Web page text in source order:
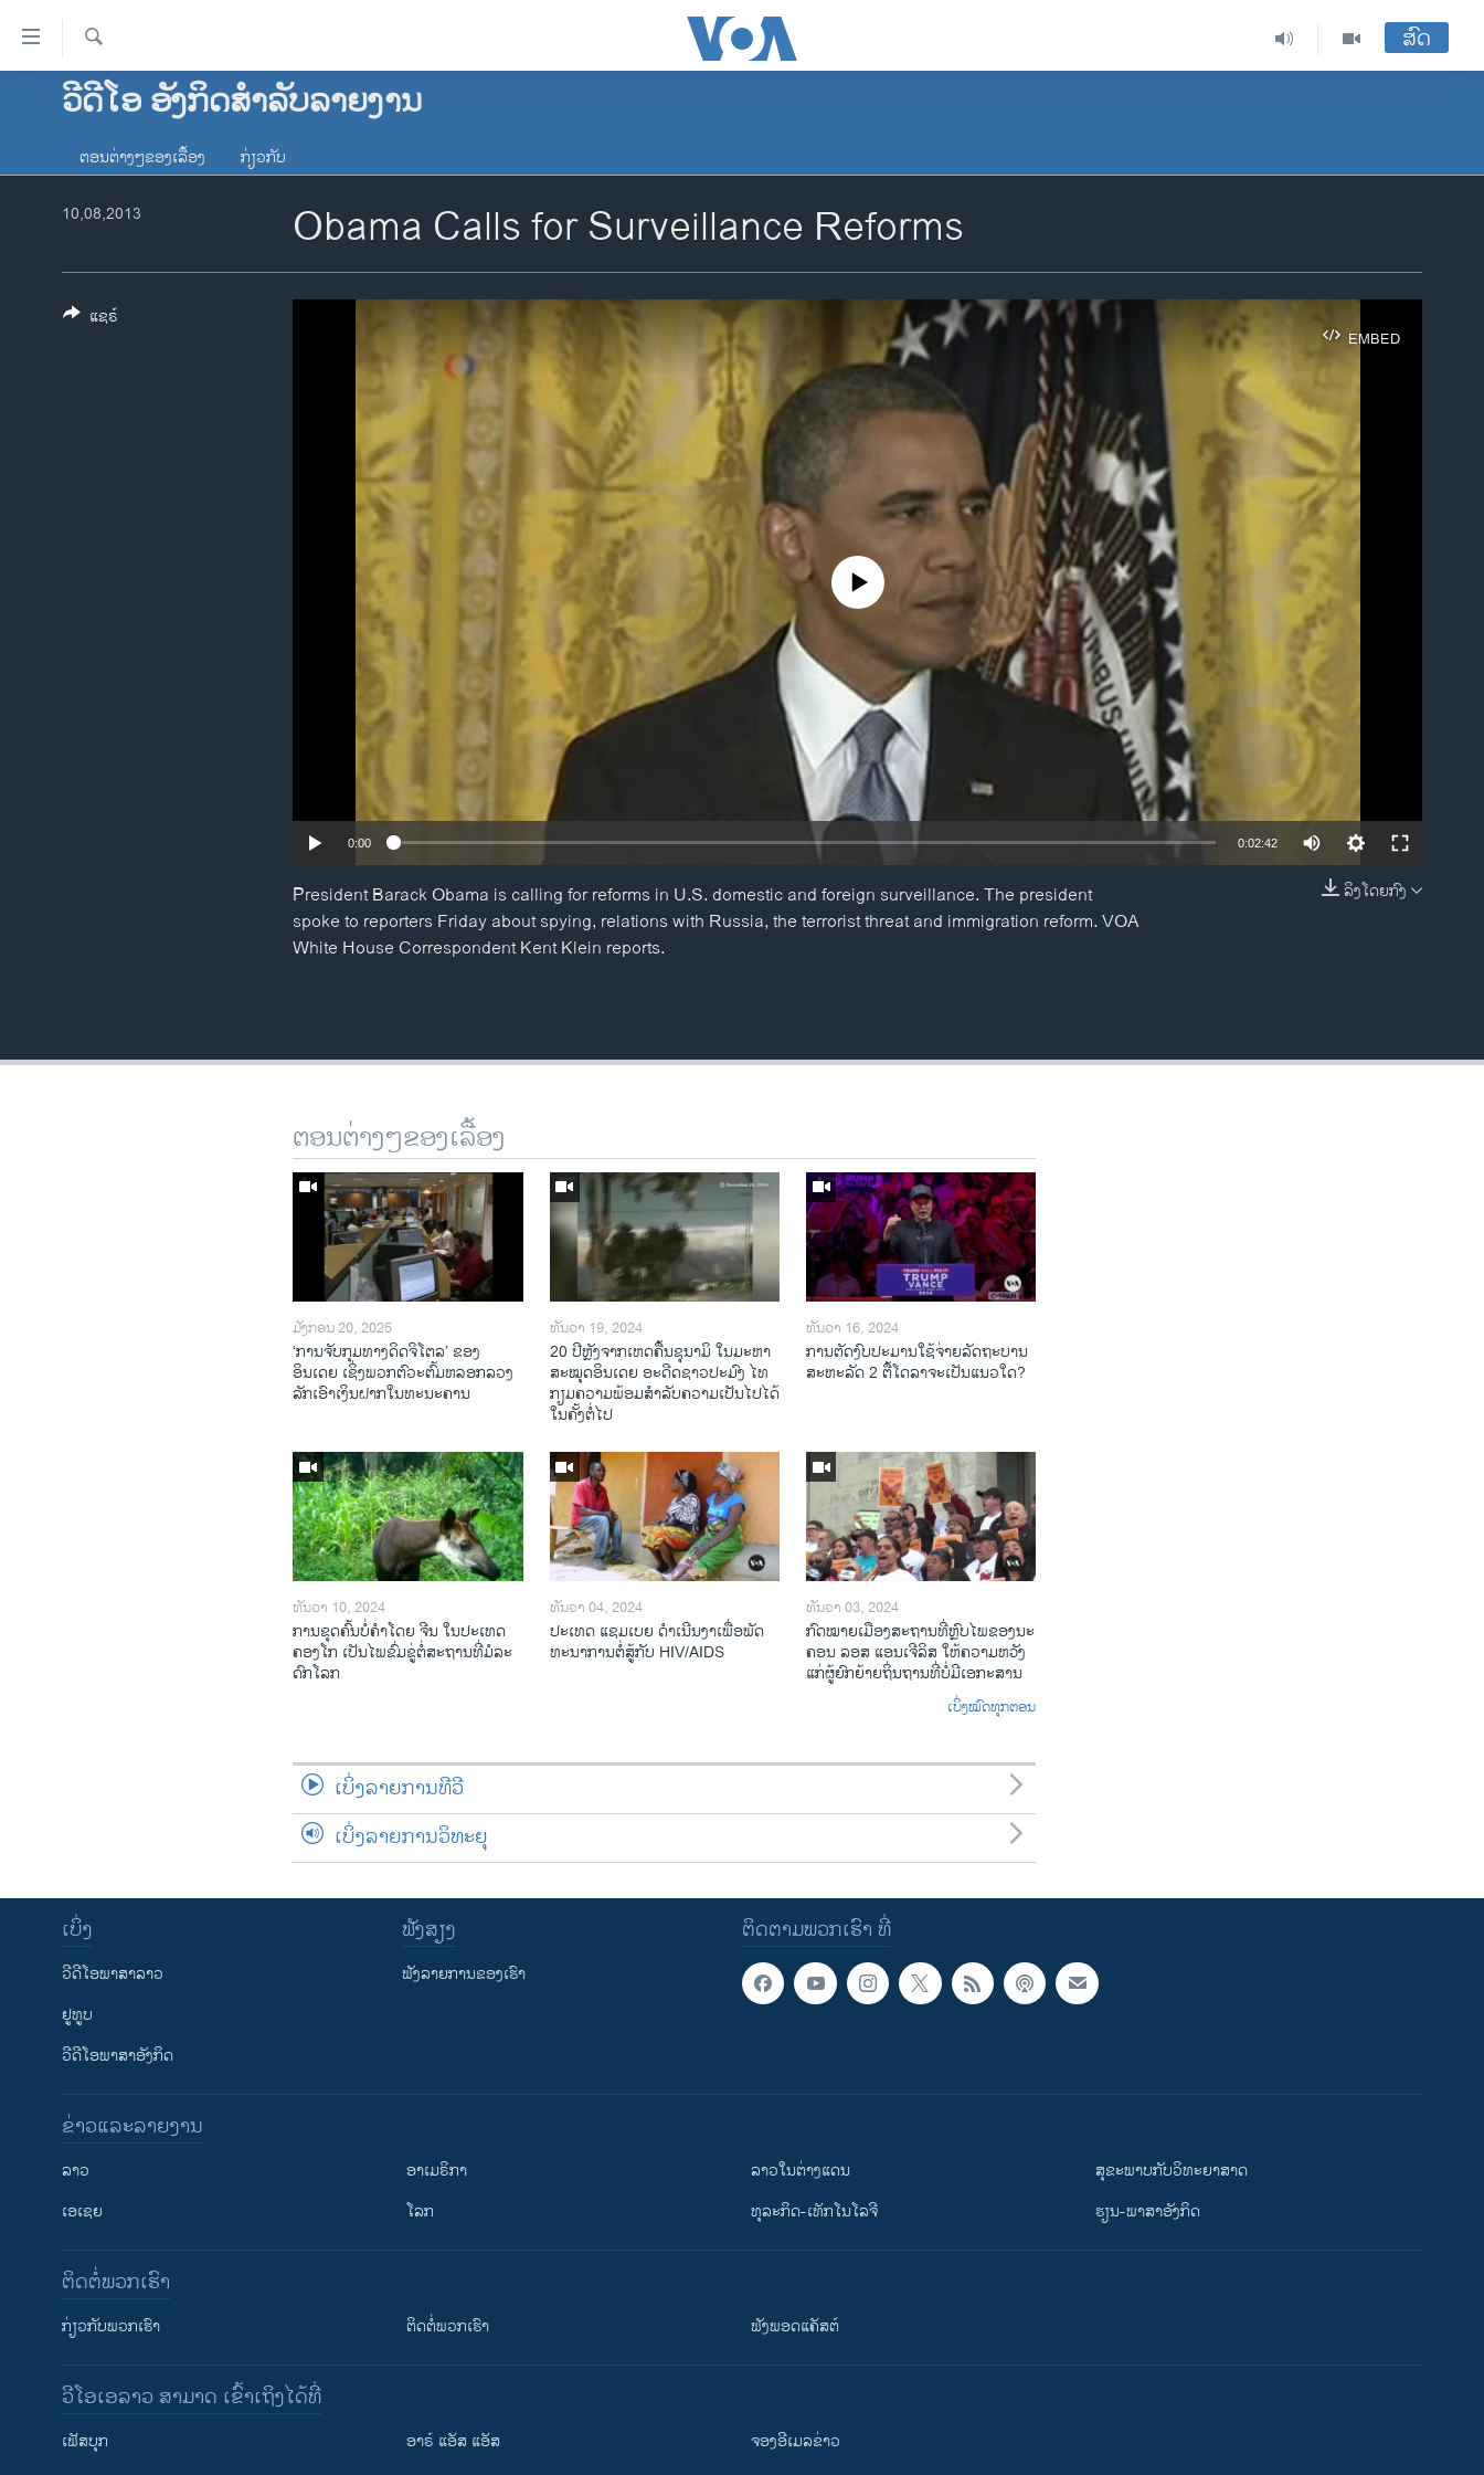
ລິ້ງ
ສຳຫລັບ
ຂ້າມ
ໂຮມເພຈ
ອາເມຣິກາ
ການເລືອກຕັ້ງ ປະທານາທີບໍດີ ສະຫະລັດ
ຂ່າວ​ຈີນ
ຄົ້ນຫາ
ສົດ
ວີດີໂອ ອັງກິດສຳລັບລາຍງານ
ຕອນຕ່າງໆຂອງເລື້ອງ ກ່ຽວກັບ
Obama Calls for Surveillance Reforms
10,08,2013
EMBED
EMBED
No media source currently available
0:00 0:02:42
ລິງໂດຍກົງ
President Barack Obama is calling for reforms in U.S. domestic and foreign surveillance. The president
spoke to reporters Friday about spying, relations with Russia, the terrorist threat and immigration reform. VOA
White House Correspondent Kent Klein reports.
ແຊຣ໌
ຕອນຕ່າງໆຂອງເລື້ອງ
ມັງກອນ 20, 2025
‘ການຈັບກຸມທາງດິດຈິໂຕລ’ ຂອງ
ອິນເດຍ ເຊິ່ງພວກຕົວະຕົ້ມຫລອກລວງ
ລັກເອົາເງິນຝາກໃນທະນະຄານ
ທັນວາ 19, 2024
20 ປີຫຼັງ​ຈາກ​ເຫດ​ຄື້ນ​ຊຸ​ນາ​ມິ ໃນ​ມະ​ຫາ​
ສະ​ໝຸດ​ອິນ​ເດຍ ອະ​ດີດ​ຊາວ​ປະ​ມົງ ໄທ
ກຽມ​ຄວາມ​ພ້ອມ​ສຳ​ລັບ​ຄວາມ​ເປັນ​ໄປ​ໄດ້​
ໃນ​ຄັ້ງ​ຕໍ່​ໄປ
ທັນວາ 16, 2024
ການ​ຕັດ​ງົບ​ປະ​ມານ​ໃຊ້​ຈ່າຍ​ລັດ​ຖະ​ບານ
ສະ​ຫະ​ລັດ 2 ຕື້​ໂດ​ລາ​ຈະ​ເປັນ​ແນວ​ໃດ?
ທັນວາ 10, 2024
ການ​ຂຸດ​ຄົ້ນ​ບໍ່​ຄຳ​ໂດຍ ຈີນ ໃນ​ປະ​ເທດ
ຄອງ​ໂກ ເປັນ​ໄພ​ຂົ່ມ​ຂູ່​ຕໍ່​ສະ​ຖານ​ທີ່​ມໍ​ລະ​
ດົກ​ໂລກ​
ທັນວາ 04, 2024
ປະ​ເທດ ແຊມ​ເບຍ ດຳ​ເນີນ​ງາ​ເພື່ອ​ພັດ​
ທະ​ນາ​ການ​ຕໍ່​ສູ້​ກັບ​ HIV/AIDS
ທັນວາ 03, 2024
ກົດ​ໝາຍ​ເມືອງ​ສະ​ຖານ​ທີ່ຫຼົບ​ໄພ​ຂອງ​ນະ​
ຄອນ ລອ​ສ ແອນ​ເຈີ​ລິ​ສ ໃຫ້​ຄວາມ​ຫວັງ​
ແກ່​ຜູ້​ຍົກ​ຍ້າຍ​ຖິ່ນ​ຖານ​ທີ່ບໍ່​ມີ​ເອ​ກະ​ສານ
ເບິ່ງໝົດທຸກຕອນ
ເບິ່ງລາຍການທີວີ
ເບິ່ງລາຍການວິທະຍຸ
ຕິດຕາມພວກເຮົາ ທີ່
ເບິ່ງ
ວີດີໂອພາສາລາວ
ຢູທູບ
ວີດີໂອພາສາອັງກິດ
ຟັງສຽງ
ຟັງລາຍການຂອງເຮົາ
ຂ່າວແລະລາຍງານ
ລາວ
ເອເຊຍ
ອາເມຣິກາ
ໂລກ
ລາວໃນຕ່າງແດນ
ທຸລະກິດ-ເທັກໂນໂລຈີ
ສຸຂະພາບກັບວິທະຍາສາດ
ຮຽນ-ພາສາອັງກິດ
ຕິດຕໍ່ພວກເຮົາ
ກ່ຽວກັບພວກເຮົາ ຕິດຕໍ່ພວກເຮົາ ຟັງພອດແຄັສຕ໌
ວີໂອເອລາວ ສາມາດ ເຂົ້າເຖິງໄດ້ທີ່
ເຟັສບຸກ ອາຣ໌ ແອັສ ແອັສ ຈອງອີເມລຂ່າວ